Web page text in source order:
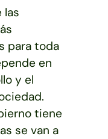
las
para toda
en
y el
tiene
se van a